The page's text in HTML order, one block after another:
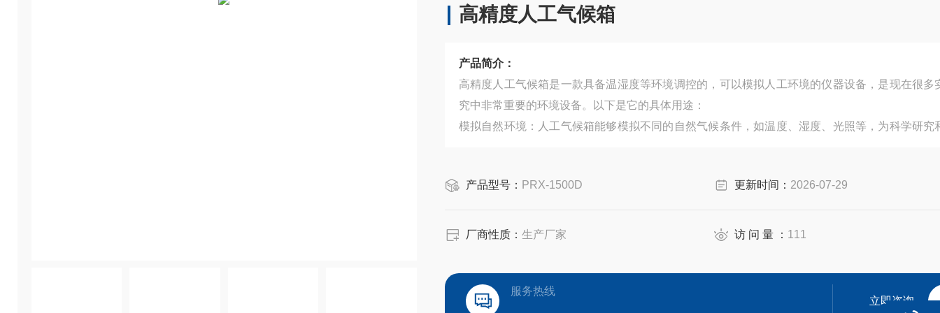
高精度人工气候箱
产品简介：
高精度人工气候箱是一款具备温湿度等环境调控的，可以模拟人工环境的仪器设备，是现在很多
究中非常重要的环境设备。以下是它的具体用途：
模拟自然环境：人工气候箱能够模拟不同的自然气候条件，如温度、湿度、光照等，为科学研究
产品型号： PRX-1500D 更新时间： 2026-07-29
厂商性质： 生产厂家 访 问 量 ： 111
服务热线
立即咨询